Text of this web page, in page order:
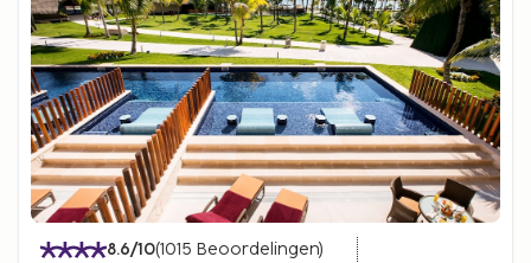
8.6/10(1015 Beoordelingen)